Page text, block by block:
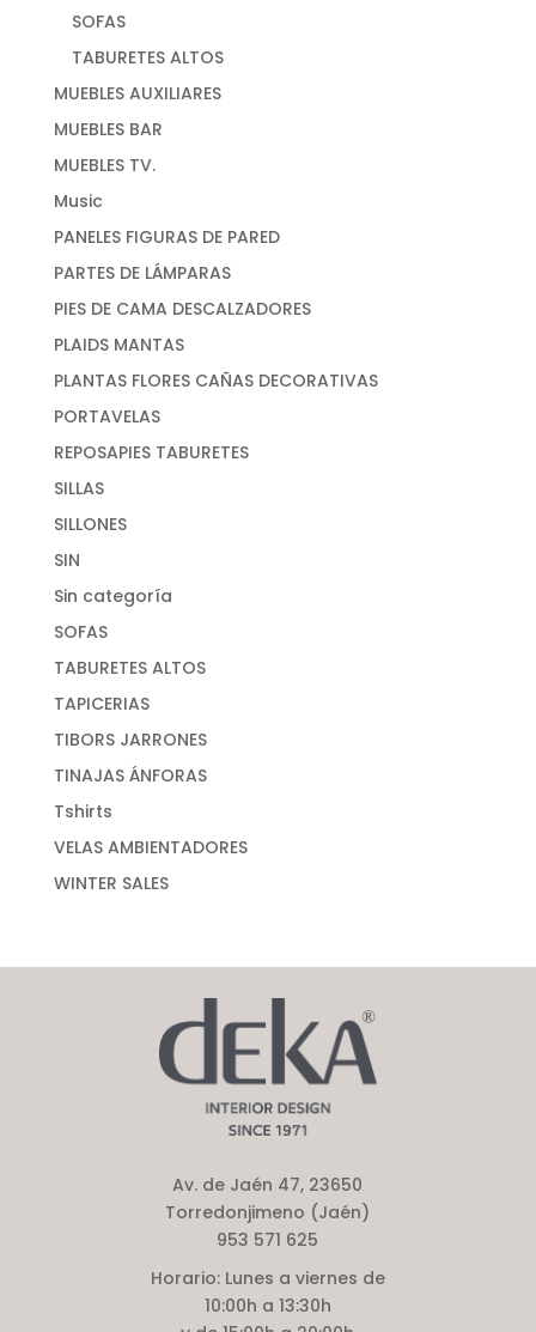
SOFAS
TABURETES ALTOS
MUEBLES AUXILIARES
MUEBLES BAR
MUEBLES TV.
Music
PANELES FIGURAS DE PARED
PARTES DE LÁMPARAS
PIES DE CAMA DESCALZADORES
PLAIDS MANTAS
PLANTAS FLORES CAÑAS DECORATIVAS
PORTAVELAS
REPOSAPIES TABURETES
SILLAS
SILLONES
SIN
Sin categoría
SOFAS
TABURETES ALTOS
TAPICERIAS
TIBORS JARRONES
TINAJAS ÁNFORAS
Tshirts
VELAS AMBIENTADORES
WINTER SALES
Av. de Jaén 47, 23650
Torredonjimeno (Jaén)
953 571 625
Horario:Lunes a viernes de
10:00h a 13:30h